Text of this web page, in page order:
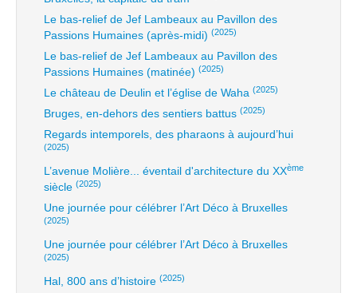
Le bas-relief de Jef Lambeaux au Pavillon des
Passions Humaines (après-midi) (2025)
Le bas-relief de Jef Lambeaux au Pavillon des
Passions Humaines (matinée) (2025)
Le château de Deulin et l’église de Waha (2025)
Bruges, en-dehors des sentiers battus (2025)
Regards intemporels, des pharaons à aujourd’hui
(2025)
L’avenue Molière... éventail d'architecture du XXème
siècle (2025)
Une journée pour célébrer l’Art Déco à Bruxelles
(2025)
Une journée pour célébrer l’Art Déco à Bruxelles
(2025)
Hal, 800 ans d’histoire (2025)